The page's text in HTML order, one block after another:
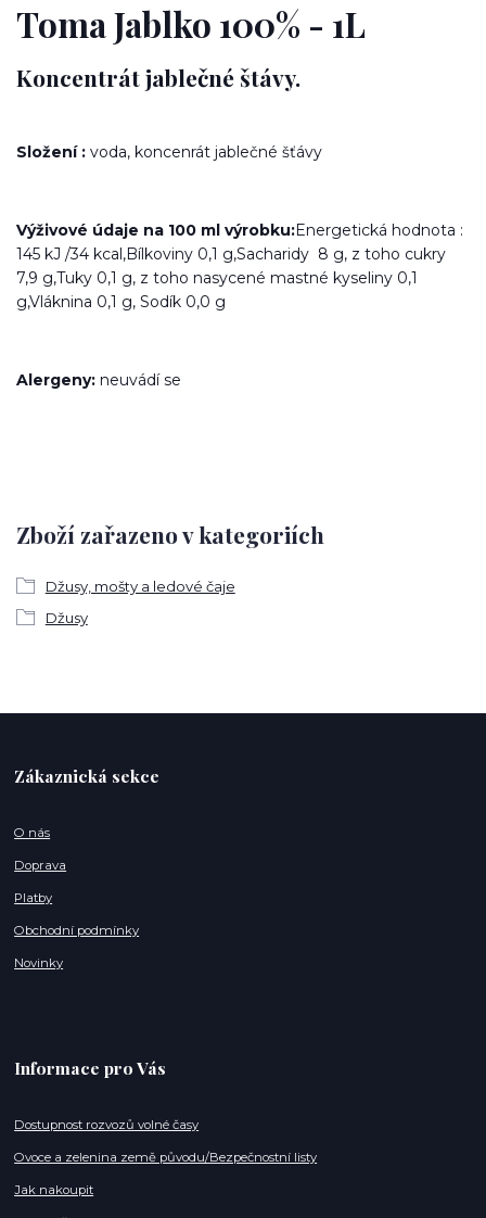
Toma Jablko 100% - 1L
Koncentrát jablečné štávy.
Složení : voda, koncenrát jablečné šťávy
Výživové údaje na 100 ml výrobku:Energetická hodnota :
145 kJ /34 kcal,Bílkoviny 0,1 g,Sacharidy 8 g, z toho cukry
7,9 g,Tuky 0,1 g, z toho nasycené mastné kyseliny 0,1
g,Vláknina 0,1 g, Sodík 0,0 g
Alergeny: neuvádí se
Zboží zařazeno v kategoriích
Džusy, mošty a ledové čaje
Džusy
Zákaznická sekce
O nás
Doprava
Platby
Obchodní podmínky
Novinky
Informace pro Vás
Dostupnost rozvozů volné časy
Ovoce a zelenina země původu/Bezpečnostní listy
Jak nakoupit